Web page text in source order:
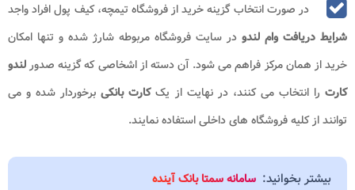
در صورت انتخاب گزینه خرید از فروشگاه تیمچه، کیف پول افراد واجد
شرایط دریافت وام لندو در سایت فروشگاه مربوطه شارژ شده و تنها امکان
خرید از همان مرکز فراهم می شود. آن دسته از اشخاصی که گزینه صدورلندو
کارترا انتخاب می کنند، در نهایت از یککارت بانکی برخوردار شده و می
توانند از کلیه فروشگاه های داخلی استفاده نمایند.
بیشتر بخوانید: سامانه سمتا بانک آینده